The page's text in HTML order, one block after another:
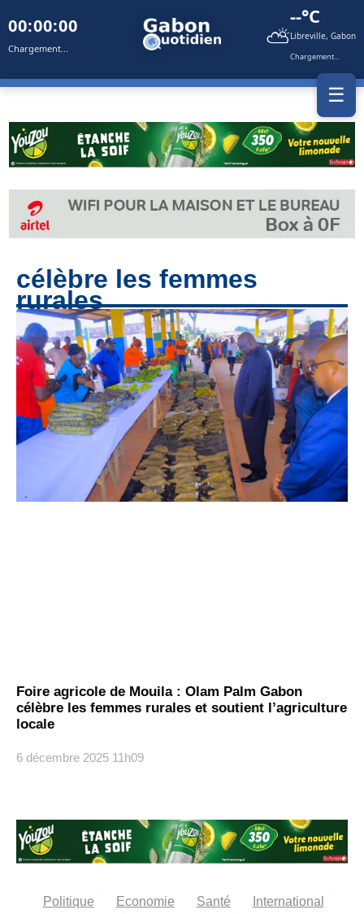
00:00:00
Chargement... ⛅
--°C
Libreville, Gabon
Chargement...
☰
célèbre les femmes
rurales
Foire agricole de Mouila : Olam Palm Gabon
célèbre les femmes rurales et soutient l’agriculture
locale
6 décembre 2025 11h09
Politique Economie Santé
International